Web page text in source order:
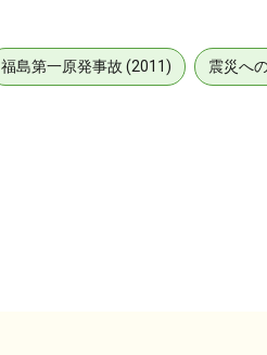
福島第一原発事故 (2011) 震災へ